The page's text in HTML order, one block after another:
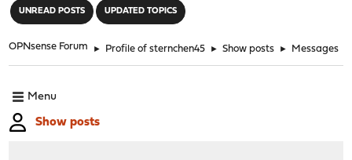
UNREAD POSTS UPDATED TOPICS
OPNsense Forum ► Profile of sternchen45 ► Show posts ► Messages
Menu
Show posts